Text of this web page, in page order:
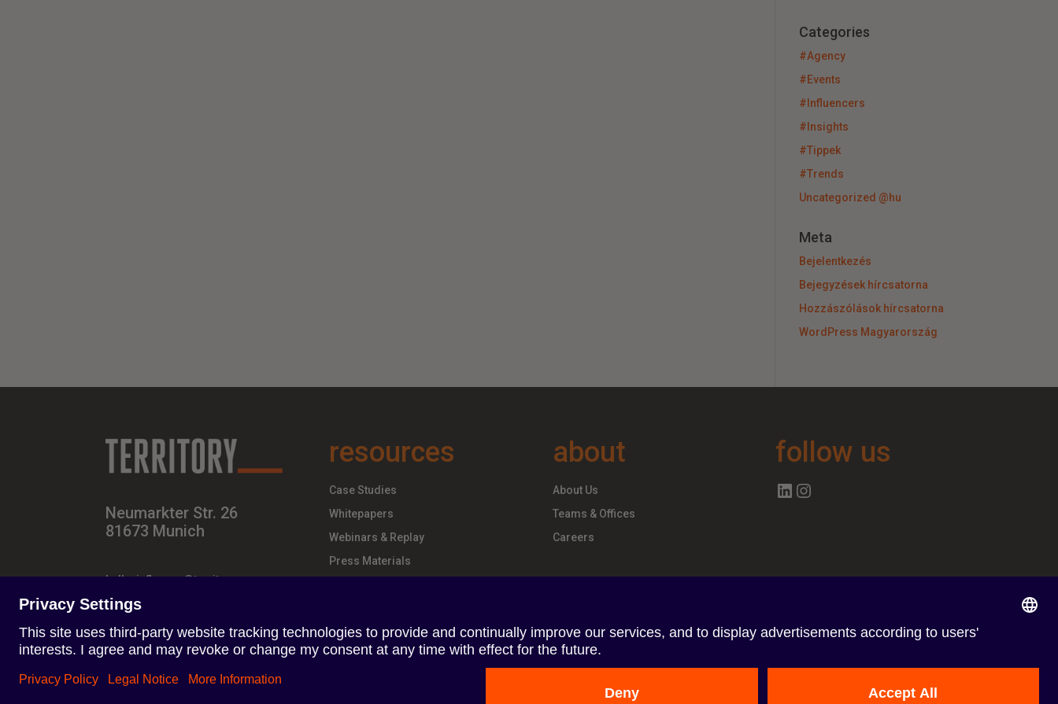
Categories
#Agency
#Events
#Influencers
#Insights
#Tippek
#Trends
Uncategorized @hu
Meta
Bejelentkezés
Bejegyzések hírcsatorna
Hozzászólások hírcsatorna
WordPress Magyarország
Neumarkter Str. 26
81673 Munich
hello-influence@territory.group
+49 (0) 89 – 437 210 – 00
resources
Case Studies
Whitepapers
Webinars & Replay
Press Materials
about
About Us
Teams & Offices
Careers
follow us
Follow us on Linkedin
Follow us on Instagram
Terms of Use Privacy Policy